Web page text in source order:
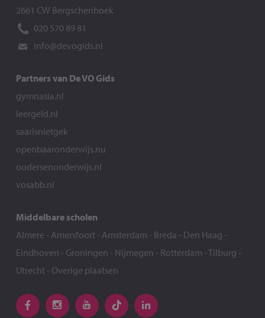
2661 CW Bergschenhoek
020 570 89 81
info@devogids.nl
Partners van De VO Gids
gymnasia.nl
leergeld.nl
saarisnietgek
openbaaronderwijs.nu
oudersenonderwijs.nl
vosabb.nl
Middelbare scholen
Almere - Amersfoort- Amsterdam - Breda - Den Haag -
Eindhoven - Groningen - Nijmegen - Rotterdam -Tilburg -
Utrecht- Overige plaatsen